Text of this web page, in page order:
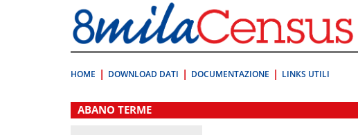
direttamente
a:
Contenuto
HOME DOWNLOAD DATI DOCUMENTAZIONE LINKS UTILI
.
ABANO TERME